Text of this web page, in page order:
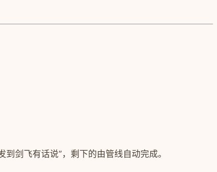
剑飞有话说”，剩下的由管线自动完成。